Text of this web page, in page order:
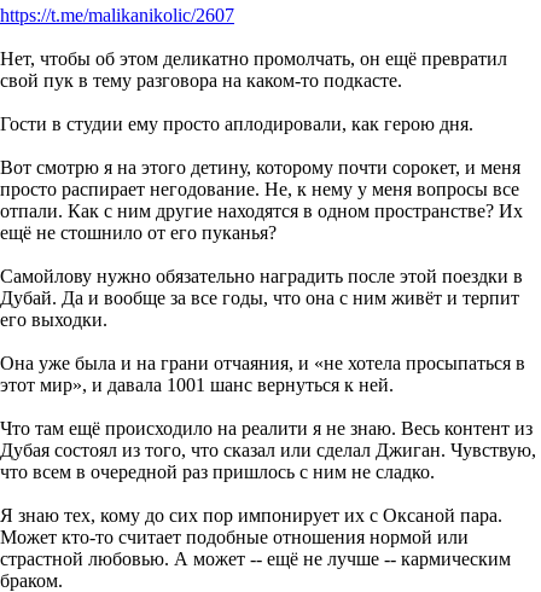
https://t.me/malikanikolic/2607
Нет, чтобы об этом деликатно промолчать, он ещё превратил
свой пук в тему разговора на каком-то подкасте.
Гости в студии ему просто аплодировали, как герою дня.
Вот смотрю я на этого детину, которому почти сорокет, и меня
просто распирает негодование. Не, к нему у меня вопросы все
отпали. Как с ним другие находятся в одном пространстве? Их
ещё не стошнило от его пуканья?
Самойлову нужно обязательно наградить после этой поездки в
Дубай. Да и вообще за все годы, что она с ним живёт и терпит
его выходки.
Она уже была и на грани отчаяния, и «не хотела просыпаться в
этот мир», и давала 1001 шанс вернуться к ней.
Что там ещё происходило на реалити я не знаю. Весь контент из
Дубая состоял из того, что сказал или сделал Джиган. Чувствую,
что всем в очередной раз пришлось с ним не сладко.
Я знаю тех, кому до сих пор импонирует их с Оксаной пара.
Может кто-то считает подобные отношения нормой или
страстной любовью. А может -- ещё не лучше -- кармическим
браком.